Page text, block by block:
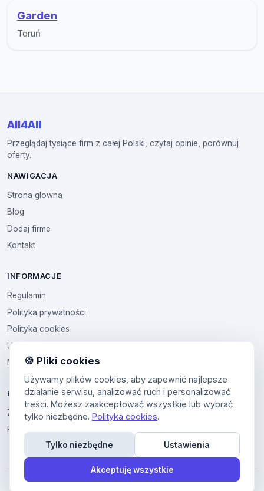
Garden
Toruń
All4All
Przeglądaj tysiące firm z całej Polski, czytaj opinie, porównuj
oferty.
NAWIGACJA
Strona glowna
Blog
Dodaj firme
Kontakt
INFORMACJE
Regulamin
Polityka prywatności
Polityka cookies
Ustawienia cookies
Multikod
KONTO
Zaloguj sie
Panel uzytkownika
🍪 Pliki cookies
Używamy plików cookies, aby zapewnić najlepsze
działanie serwisu, analizować ruch i personalizować
treści. Możesz zaakceptować wszystkie lub wybrać
tylko niezbędne. Polityka cookies.
Tylko niezbędne Ustawienia
Akceptuję wszystkie